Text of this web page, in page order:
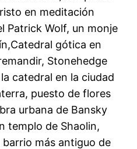
en meditación
Patrick Wolf, un monje
gótica en
Stonehedge
catedral en la ciudad
puesto de flores
urbana de Bansky
templo de Shaolin,
más antiguo de